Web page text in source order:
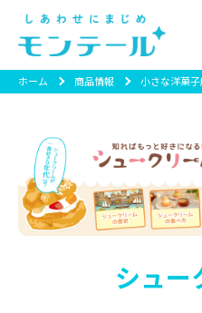
ホーム 商品情報 小さな洋菓
シュー